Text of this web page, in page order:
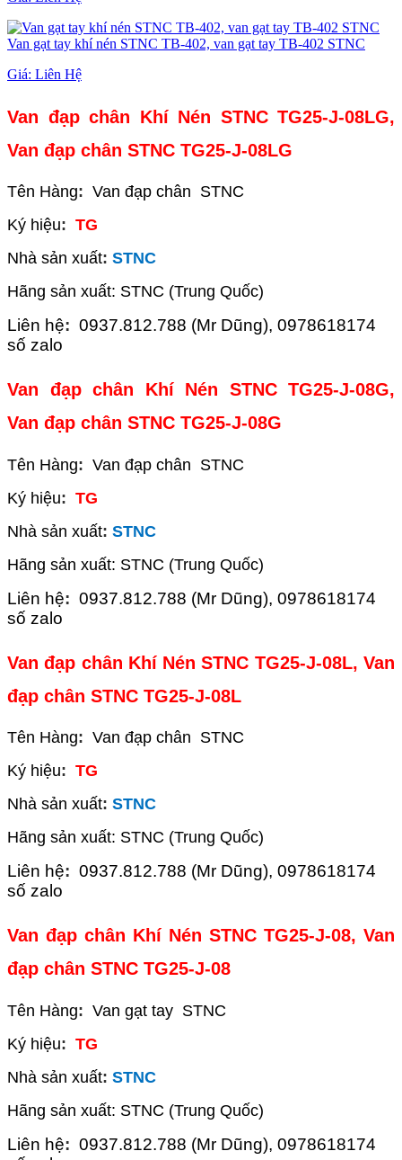
Van gạt tay khí nén STNC TB-402, van gạt tay TB-402 STNC
Giá: Liên Hệ
Van đạp chân Khí Nén STNC TG25-J-08LG,
Van đạp chân STNC TG25-J-08LG
Tên Hàng: Van đạp chân STNC
Ký hiệu: TG
Nhà sản xuất: STNC
Hãng sản xuất: STNC (Trung Quốc)
Liên hệ: 0937.812.788 (Mr Dũng), 0978618174
số zalo
Van đạp chân Khí Nén STNC TG25-J-08G,
Van đạp chân STNC TG25-J-08G
Tên Hàng: Van đạp chân STNC
Ký hiệu: TG
Nhà sản xuất: STNC
Hãng sản xuất: STNC (Trung Quốc)
Liên hệ: 0937.812.788 (Mr Dũng), 0978618174
số zalo
Van đạp chân Khí Nén STNC TG25-J-08L, Van
đạp chân STNC TG25-J-08L
Tên Hàng: Van đạp chân STNC
Ký hiệu: TG
Nhà sản xuất: STNC
Hãng sản xuất: STNC (Trung Quốc)
Liên hệ: 0937.812.788 (Mr Dũng), 0978618174
số zalo
Van đạp chân Khí Nén STNC TG25-J-08, Van
đạp chân STNC TG25-J-08
Tên Hàng: Van gạt tay STNC
Ký hiệu: TG
Nhà sản xuất: STNC
Hãng sản xuất: STNC (Trung Quốc)
Liên hệ: 0937.812.788 (Mr Dũng), 0978618174